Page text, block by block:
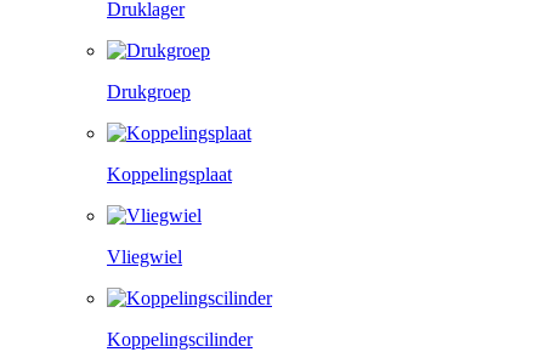
Druklager
Drukgroep
Koppelingsplaat
Vliegwiel
Koppelingscilinder